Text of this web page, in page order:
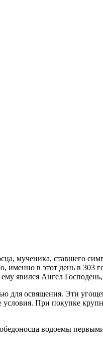
мученика, ставшего
именно в этот день в 303
явился Ангел
освящения. Эти
При покупке
водоемы